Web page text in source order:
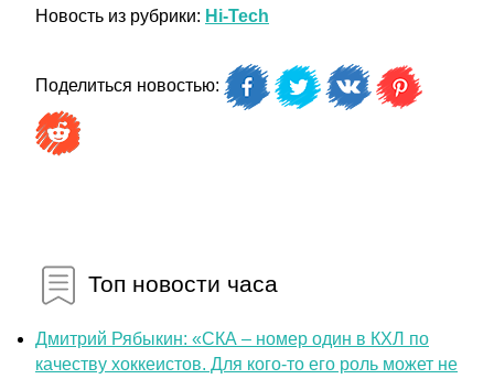
Новость из рубрики: Hi-Tech
Поделиться новостью:
Топ новости часа
Дмитрий Рябыкин: «СКА – номер один в КХЛ по
качеству хоккеистов. Для кого-то его роль может не